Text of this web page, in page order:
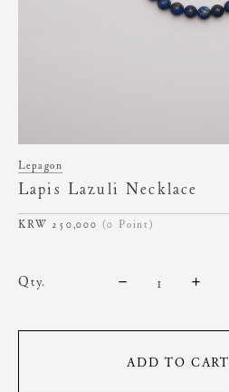
Lepagon
Lapis Lazuli Necklace
250,000 (0 Point)
qty.
ADD TO CART